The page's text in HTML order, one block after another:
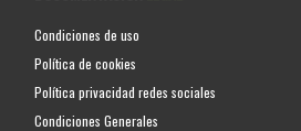
Condiciones de uso
Política de cookies
Política privacidad redes sociales
Condiciones Generales